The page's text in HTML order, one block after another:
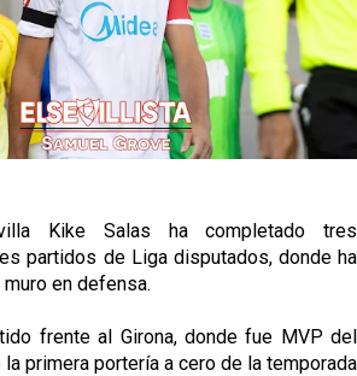
en la lista para salir
así queda la cantera del
para la 2026/27
cierra la pretemporada con el
Kike Salas ha completado tres
partidos de Liga disputados, donde ha
en defensa.
frente al Girona, donde fue MVP del
primera portería a cero de la temporada